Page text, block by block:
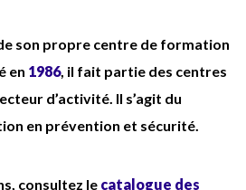
son propre centre de formation
en 1986, il fait partie des centres
d’activité. Il s’agit du
en prévention et sécurité.
consultez le catalogue des